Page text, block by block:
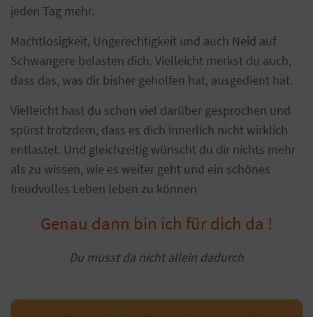
jeden Tag mehr.
Machtlosigkeit, Ungerechtigkeit und auch Neid auf
Schwangere belasten dich. Vielleicht merkst du auch,
dass das, was dir bisher geholfen hat, ausgedient hat.
Vielleicht hast du schon viel darüber gesprochen und
spürst trotzdem, dass es dich innerlich nicht wirklich
entlastet. Und gleichzeitig wünscht du dir nichts mehr
als zu wissen, wie es weiter geht und ein schönes
freudvolles Leben leben zu können
Genau dann bin ich für dich da !
Du musst da nicht allein dadurch